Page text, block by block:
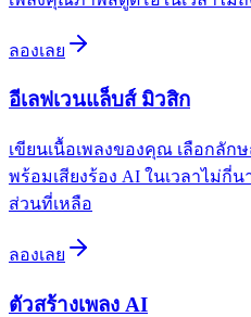
ลองเลย
อีเลฟเวนแล็บส์ มิวสิก
เขียนเนื้อเพลงของคุณ เลือกลัก
พร้อมเสียงร้อง AI ในเวลาไม่กี่น
ส่วนที่เหลือ
ลองเลย
ตัวสร้างเพลง AI